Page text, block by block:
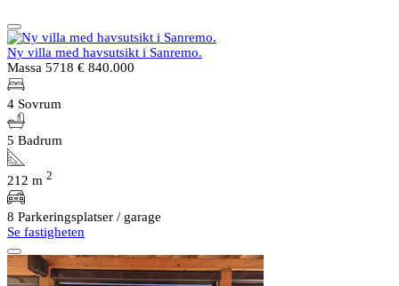
Ny villa med havsutsikt i Sanremo.
Massa 5718 € 840.000
4 Sovrum
5 Badrum
212 m 2
8 Parkeringsplatser / garage
Se fastigheten